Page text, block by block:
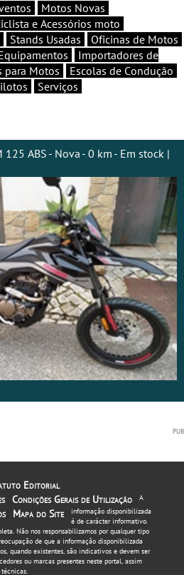
Motos Novas
e Acessórios moto
Stands Usadas
Oficinas de Motos
Importadores de
para Motos
Escolas de Condução
Serviços
ABS - Nova - 0 km - Em stock |
Editorial
Condições Gerais de Utilização
Mapa do Site
A
informação disponibilizada
é de carácter informativo.
Não nos responsabilizamos por qualquer tipo
de que a informação disponibilizada
quando existentes, são indicativos e devem ser
ou marcas presentes neste portal, assim